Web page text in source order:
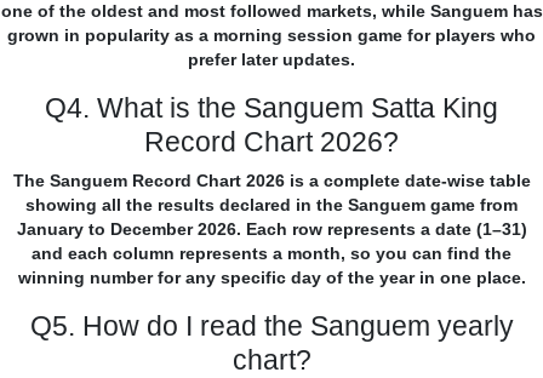
one of the oldest and most followed markets, while Sanguem has
grown in popularity as a morning session game for players who
prefer later updates.
Q4. What is the Sanguem Satta King
Record Chart 2026?
The Sanguem Record Chart 2026 is a complete date-wise table
showing all the results declared in the Sanguem game from
January to December 2026. Each row represents a date (1–31)
and each column represents a month, so you can find the
winning number for any specific day of the year in one place.
Q5. How do I read the Sanguem yearly
chart?